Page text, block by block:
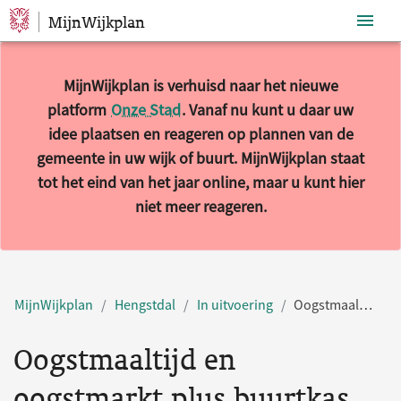
Sla navigatie over
MijnWijkplan
MijnWijkplan is verhuisd naar het nieuwe
platform Onze Stad. Vanaf nu kunt u daar uw
idee plaatsen en reageren op plannen van de
gemeente in uw wijk of buurt. MijnWijkplan staat
tot het eind van het jaar online, maar u kunt hier
niet meer reageren.
MijnWijkplan Hengstdal In uitvoering Oogstmaaltijd en oogstmarkt plus buurtkas
Oogstmaaltijd en